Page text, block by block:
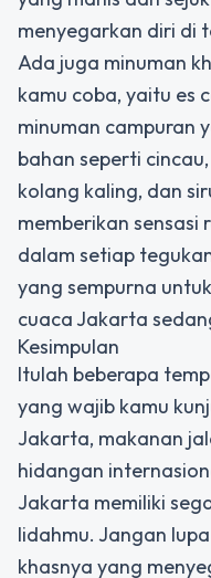
menyegarkan diri di
Ada juga minuman
kamu coba, yaitu es
minuman campuran
bahan seperti
kolang kaling, dan
memberikan sensasi
dalam setiap
yang sempurna
cuaca Jakarta
Kesimpulan
Itulah beberapa
yang wajib kamu
Jakarta, makanan
hidangan
Jakarta memiliki
lidahmu. Jangan
khasnya yang